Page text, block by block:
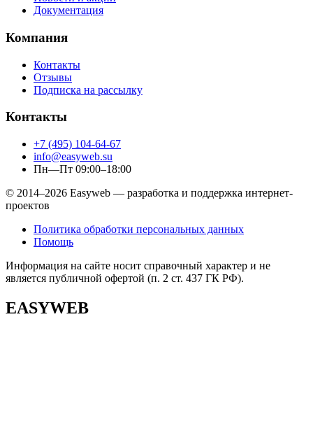
Документация
Компания
Контакты
Отзывы
Подписка на рассылку
Контакты
+7 (495) 104-64-67
info@easyweb.su
Пн—Пт 09:00–18:00
© 2014–2026 Easyweb — разработка и поддержка интернет-
проектов
Политика обработки персональных данных
Помощь
Информация на сайте носит справочный характер и не
является публичной офертой (п. 2 ст. 437 ГК РФ).
EASYWEB